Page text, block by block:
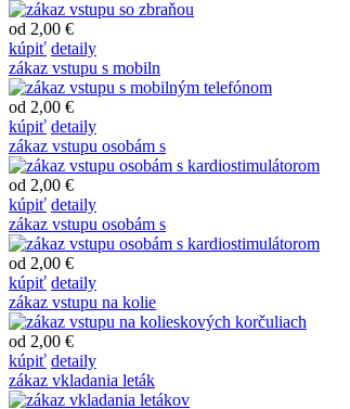
od 2,00 €
kúpiť detaily
zákaz vstupu s mobiln
od 2,00 €
kúpiť detaily
zákaz vstupu osobám s
od 2,00 €
kúpiť detaily
zákaz vstupu osobám s
od 2,00 €
kúpiť detaily
zákaz vstupu na kolie
od 2,00 €
kúpiť detaily
zákaz vkladania leták